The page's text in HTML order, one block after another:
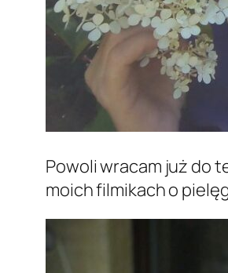
Powoli wracam już do
moich filmikach o